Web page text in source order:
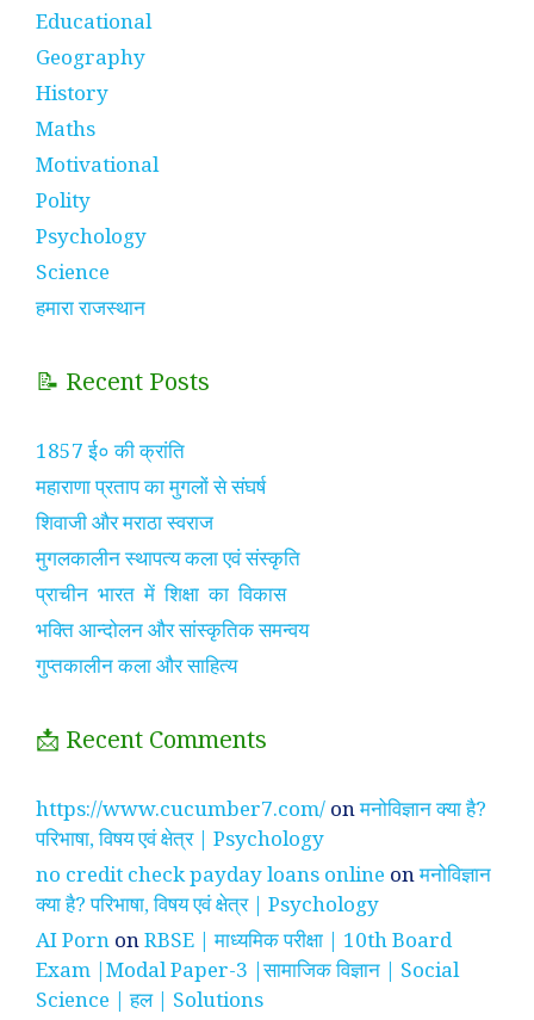
Educational
Geography
History
Maths
Motivational
Polity
Psychology
Science
हमारा राजस्थान
📝 Recent Posts
1857 ई० की क्रांति
महाराणा प्रताप का मुगलों से संघर्ष
शिवाजी और मराठा स्वराज
मुगलकालीन स्थापत्य कला एवं संस्कृति
प्राचीन भारत में शिक्षा का विकास
भक्ति आन्दोलन और सांस्कृतिक समन्वय
गुप्तकालीन कला और साहित्य
📩 Recent Comments
https://www.cucumber7.com/ onमनोविज्ञान क्या है?
परिभाषा, विषय एवं क्षेत्र | Psychology
no credit check payday loans online onमनोविज्ञान
क्या है? परिभाषा, विषय एवं क्षेत्र | Psychology
AI Porn onRBSE | माध्यमिक परीक्षा | 10th Board
Exam |Modal Paper-3 |सामाजिक विज्ञान | Social
Science | हल | Solutions